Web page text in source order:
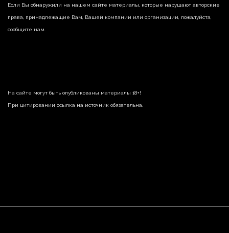
Если Вы обнаружили на нашем сайте материалы, которые нарушают авторские
права, принадлежащие Вам, Вашей компании или организации, пожалуйста,
сообщите нам.
На сайте могут быть опубликованы материалы 18+!
При цитировании ссылка на источник обязательна.